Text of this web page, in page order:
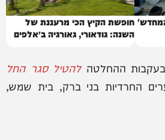
'המחדש' חופשת הקיץ הכי מרעננת של
השנה: גודאורי, גאורגיה ב״אלפים
בעקבות ההחלטה להטיל סגר החל
החרדיות בני ברק, בית שמש,